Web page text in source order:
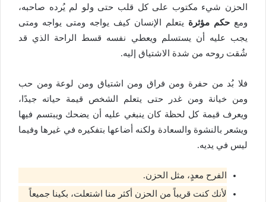
الحزن شيء مكتوب على كل قلب حتى ولو لم يُرده صاحبه،
ومع حكم مؤثرة يتعلم الإنسان كيف يواجه ومتى يواجه ومتى
يجب عليه أن يستسلم ويعطي نفسه قسط الراحة الذي قد
شُقت روحه من شدة الاشتياق إليه.
فلا بُد من حفرة ومن فراق ومن اشتياق ومن لوعة ومن حب
ومن خيانة ومن غدر حتى يتعلم الشخص قيمة حياته جيدًا،
ويعرف قيمة كل لحظة كان ينبغي عليه أن يضحك ويبتسم فيها
ويشعر بالنشوة والسعادة ولكنه أضاعها بتفكيره في غيرها وفيما
ليس في يديه.
الفرح معدٍ، مثل الحزن.
لأنك كنت قريباً من الحزن أكثر منا اشتعلت، بكينا جميعاً